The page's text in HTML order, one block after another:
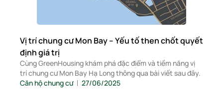
Vị trí chung cư Mon Bay – Yếu tố then chốt quyết
định giá trị
Cùng GreenHousing khám phá đặc điểm và tiềm năng vị
trí chung cư Mon Bay Hạ Long thông qua bài viết sau đây.
Căn hộ chung cư
27/06/2025